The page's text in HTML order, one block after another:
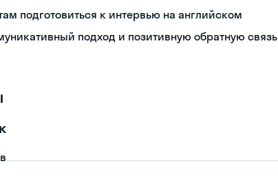
подготовиться к интервью на английском
подход и позитивную обратную связь